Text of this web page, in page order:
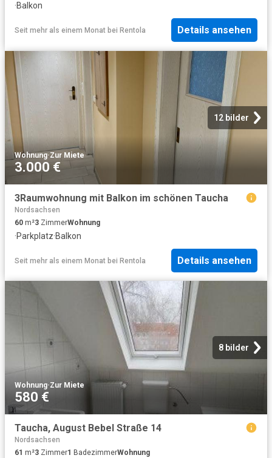
·Balkon
Seit mehr als einem Monat bei Rentola Details ansehen
12 bilder
Wohnung·Zur Miete
3.000 €
3Raumwohnung mit Balkon im schönen Taucha
Nordsachsen
60 m²3 ZimmerWohnung
·Parkplatz·Balkon
Seit mehr als einem Monat bei Rentola Details ansehen
8 bilder
Wohnung·Zur Miete
580 €
Taucha, August Bebel Straße 14
Nordsachsen
61 m²3 Zimmer1 BadezimmerWohnung